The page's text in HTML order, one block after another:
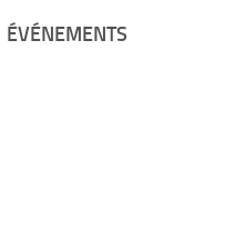
ÉVÉNEMENTS